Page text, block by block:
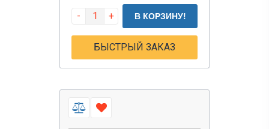
- + В КОРЗИНУ!
БЫСТРЫЙ ЗАКАЗ